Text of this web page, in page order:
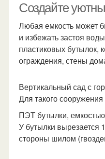
Создайте
Любая емкость может
и избежать застоя
пластиковых бутылок,
ограждения, стены
Вертикальный сад с
Для такого
ПЭТ бутылки,
У бутылки вырезается
стороны шилом